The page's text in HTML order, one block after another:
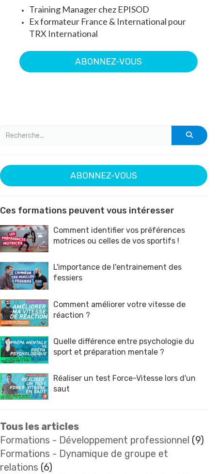
Training Manager chez EPISOD
Ex formateur France & International pour
TRX International
ABONNEZ-VOUS
ABONNEZ-VOUS
Ces formations peuvent vous intéresser
Comment identifier vos préférences
motrices ou celles de vos sportifs !
L'importance de l'entrainement des
fessiers
Comment améliorer votre vitesse de
réaction ?
Quelle différence entre psychologie du
sport et préparation mentale ?
Réaliser un test Force-Vitesse lors d'un
saut
Tous les articles
Formations - Développement professionnel (9)
Formations - Dynamique de groupe et
relations (6)